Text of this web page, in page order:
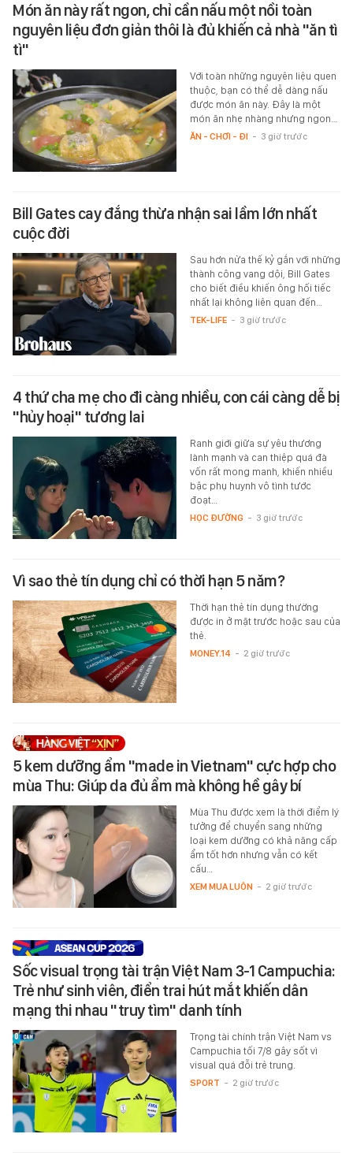
Món ăn này rất ngon, chỉ cần nấu một nồi toàn
nguyên liệu đơn giản thôi là đủ khiến cả nhà "ăn tì
tì"
Với toàn những nguyên liệu quen
thuộc, bạn có thể dễ dàng nấu
được món ăn này. Đây là một
món ăn nhẹ nhàng nhưng ngon…
ĂN - CHƠI - ĐI - 3 giờ trước
Bill Gates cay đắng thừa nhận sai lầm lớn nhất
cuộc đời
Sau hơn nửa thế kỷ gắn với những
thành công vang dội, Bill Gates
cho biết điều khiến ông hối tiếc
nhất lại không liên quan đến…
TEK-LIFE - 3 giờ trước
4 thứ cha mẹ cho đi càng nhiều, con cái càng dễ bị
"hủy hoại" tương lai
Ranh giới giữa sự yêu thương
lành mạnh và can thiệp quá đà
vốn rất mong manh, khiến nhiều
bậc phụ huynh vô tình tước
đoạt…
HỌC ĐƯỜNG - 3 giờ trước
Vì sao thẻ tín dụng chỉ có thời hạn 5 năm?
Thời hạn thẻ tín dụng thường
được in ở mặt trước hoặc sau của
thẻ.
MONEY.14 - 2 giờ trước
5 kem dưỡng ẩm "made in Vietnam" cực hợp cho
mùa Thu: Giúp da đủ ẩm mà không hề gây bí
Mùa Thu được xem là thời điểm lý
tưởng để chuyển sang những
loại kem dưỡng có khả năng cấp
ẩm tốt hơn nhưng vẫn có kết
cấu…
XEM MUA LUÔN - 2 giờ trước
Sốc visual trọng tài trận Việt Nam 3-1 Campuchia:
Trẻ như sinh viên, điển trai hút mắt khiến dân
mạng thi nhau "truy tìm" danh tính
Trọng tài chính trận Việt Nam vs
Campuchia tối 7/8 gây sốt vì
visual quá đỗi trẻ trung.
SPORT - 2 giờ trước